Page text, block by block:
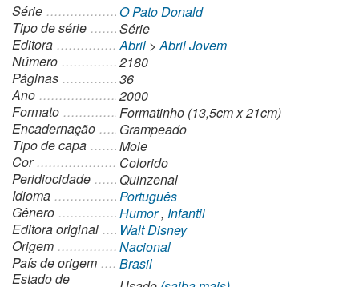
Série
O Pato Donald
Tipo de série
Série
Editora
Abril >Abril Jovem
Número
2180
Páginas
36
Ano
2000
Formato
Formatinho (13,5cm x 21cm)
Encadernação
Grampeado
Tipo de capa
Mole
Cor
Colorido
Peridiocidade
Quinzenal
Idioma
Português
Gênero
Humor, Infantil
Editora original
Walt Disney
Origem
Nacional
País de origem
Brasil
Estado de